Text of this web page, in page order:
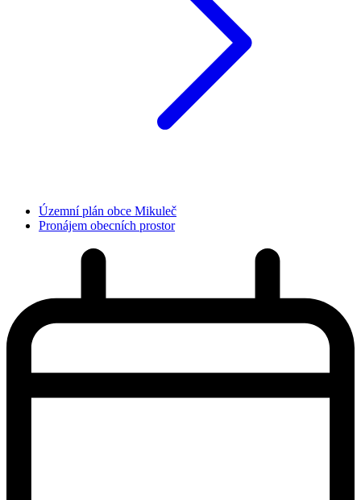
Územní plán obce Mikuleč
Pronájem obecních prostor